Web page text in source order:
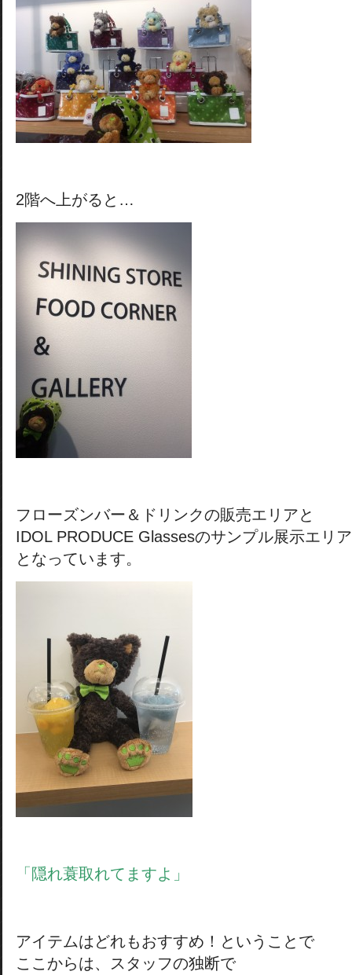
2階へ上がると…
フローズンバー＆ドリンクの販売エリアと
IDOL PRODUCE Glassesのサンプル展示エリア
となっています。
「隠れ蓑取れてますよ」
アイテムはどれもおすすめ！ということで
ここからは、スタッフの独断で